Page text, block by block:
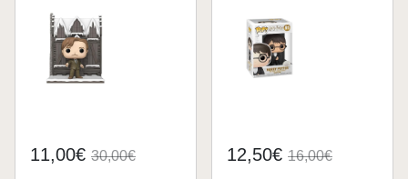
11,00€ 30,00€ 12,50€ 16,00€